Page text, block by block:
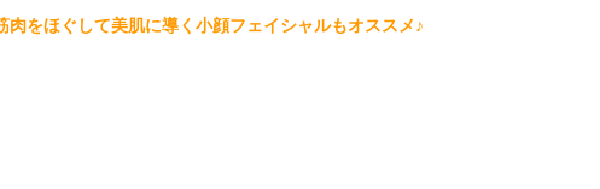
をほぐして美肌に導く小顔フェイシャルもオススメ♪